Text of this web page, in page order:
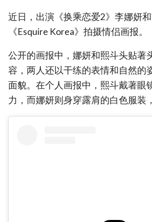
近日，出演《换乘恋爱2》李娜妍
《Esquire Korea》拍摄情侣画报。
公开的画报中，娜妍和熙斗头贴著
容，两人还以干练的表情和自然的
面貌。在个人画报中，熙斗戴著眼
力，而娜妍则身穿露肩的白色服装